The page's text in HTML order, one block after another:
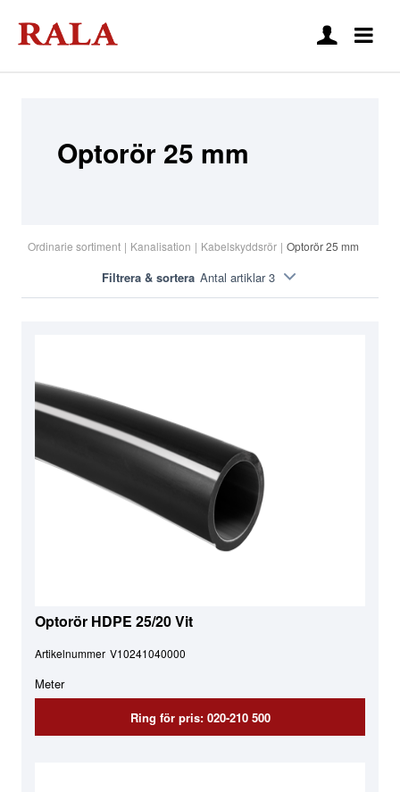
Optorör 25 mm
Ordinarie sortiment | Kanalisation | Kabelskyddsrör | Optorör 25 mm
Filtrera & sortera Antal artiklar 3
Optorör HDPE 25/20 Vit
Artikelnummer V10241040000
Meter
Ring för pris: 020-210 500